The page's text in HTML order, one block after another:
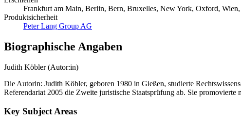
Frankfurt am Main, Berlin, Bern, Bruxelles, New York, Oxford,
Produktsicherheit
Peter Lang Group AG
Biographische Angaben
Judith Köbler (Autor:in)
Die Autorin: Judith Köbler, geboren 1980 in Gießen, studierte
Referendariat 2005 die Zweite juristische Staatsprüfung ab. Sie
Key Subject Areas